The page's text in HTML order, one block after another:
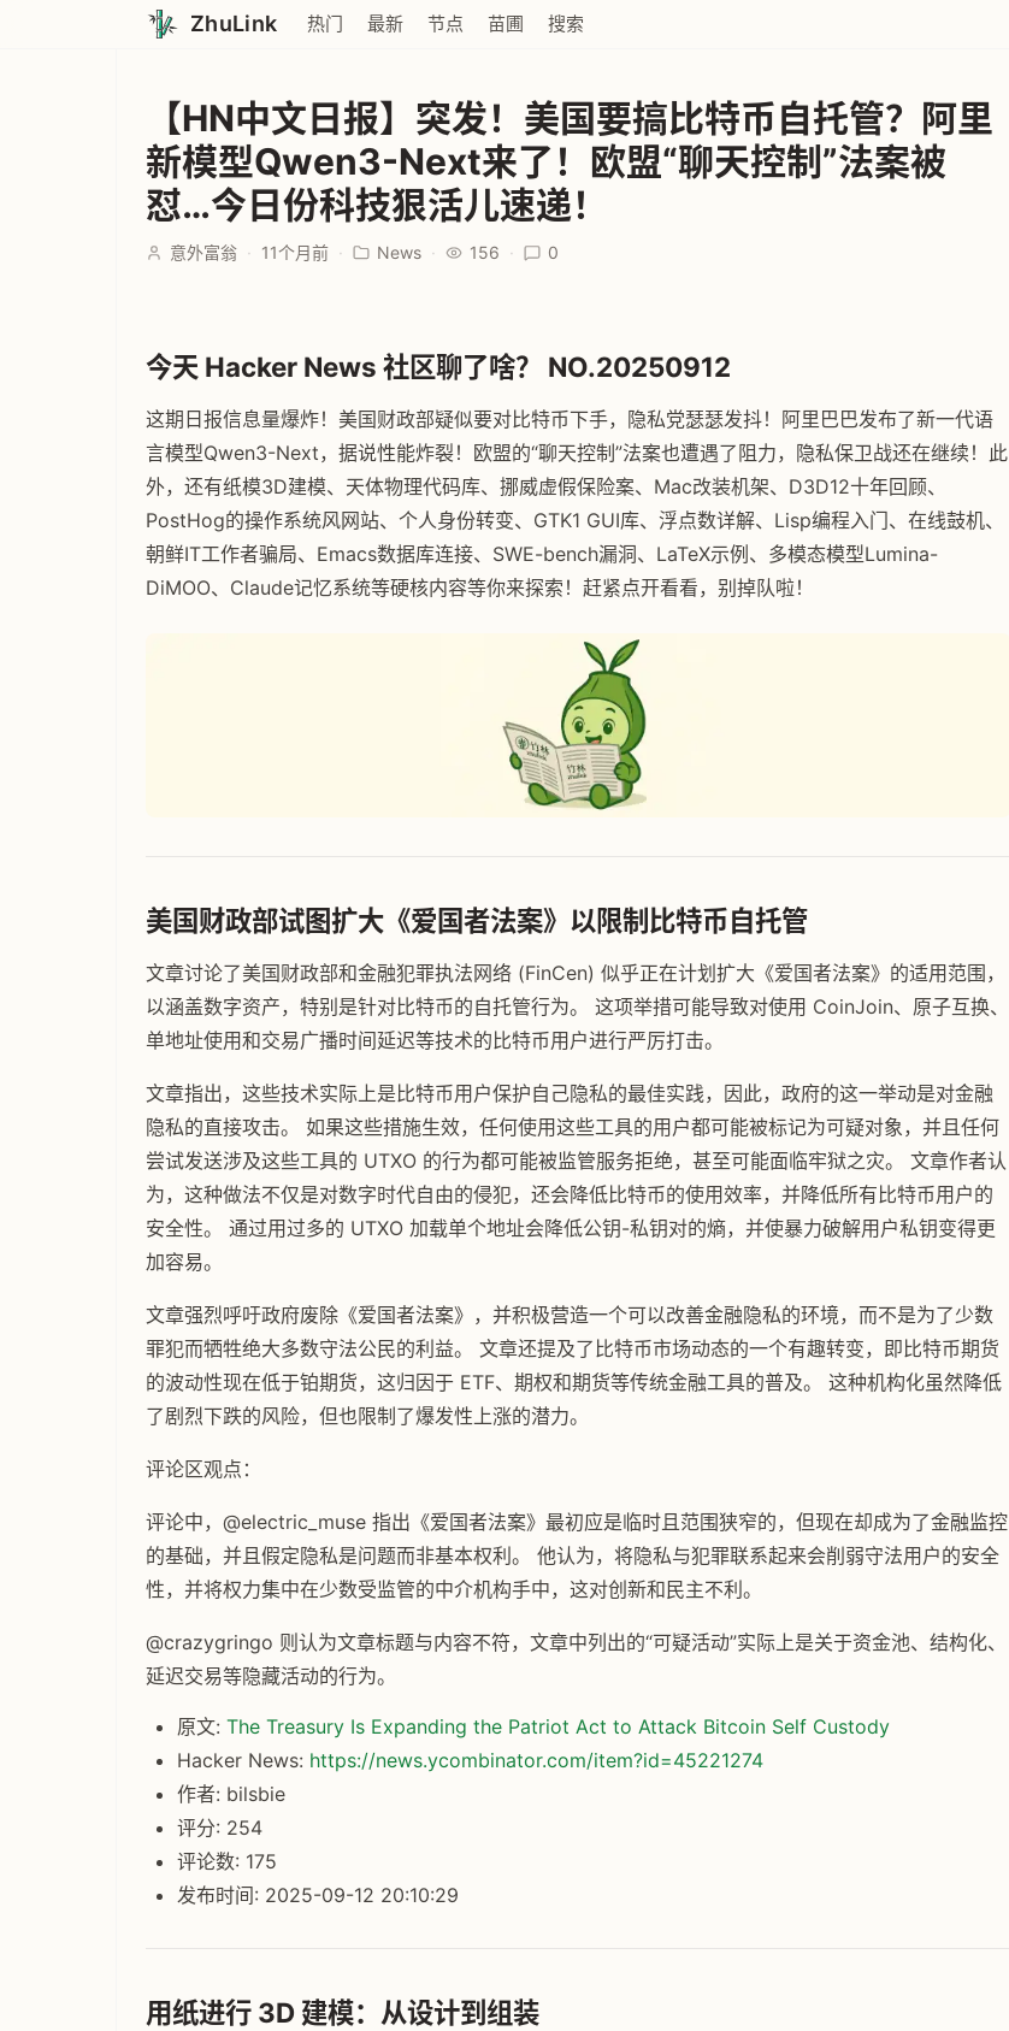
ZhuLink 热门 最新 节点 苗圃 搜索
【HN中文日报】突发！美国要搞比特币自托管？阿里
新模型Qwen3-Next来了！欧盟“聊天控制”法案被
怼…今日份科技狠活儿速递！
意外富翁 · 11个月前 · News · 156 · 0
今天 Hacker News 社区聊了啥？ NO.20250912
这期日报信息量爆炸！美国财政部疑似要对比特币下手，隐私党瑟瑟发抖！阿里巴巴发布了新一代语
言模型Qwen3-Next，据说性能炸裂！欧盟的“聊天控制”法案也遭遇了阻力，隐私保卫战还在继续！此
外，还有纸模3D建模、天体物理代码库、挪威虚假保险案、Mac改装机架、D3D12十年回顾、
PostHog的操作系统风网站、个人身份转变、GTK1 GUI库、浮点数详解、Lisp编程入门、在线鼓机、
朝鲜IT工作者骗局、Emacs数据库连接、SWE-bench漏洞、LaTeX示例、多模态模型Lumina-
DiMOO、Claude记忆系统等硬核内容等你来探索！赶紧点开看看，别掉队啦！
美国财政部试图扩大《爱国者法案》以限制比特币自托管
文章讨论了美国财政部和金融犯罪执法网络 (FinCen) 似乎正在计划扩大《爱国者法案》的适用范围，
以涵盖数字资产，特别是针对比特币的自托管行为。 这项举措可能导致对使用 CoinJoin、原子互换、
单地址使用和交易广播时间延迟等技术的比特币用户进行严厉打击。
文章指出，这些技术实际上是比特币用户保护自己隐私的最佳实践，因此，政府的这一举动是对金融
隐私的直接攻击。 如果这些措施生效，任何使用这些工具的用户都可能被标记为可疑对象，并且任何
尝试发送涉及这些工具的 UTXO 的行为都可能被监管服务拒绝，甚至可能面临牢狱之灾。 文章作者认
为，这种做法不仅是对数字时代自由的侵犯，还会降低比特币的使用效率，并降低所有比特币用户的
安全性。 通过用过多的 UTXO 加载单个地址会降低公钥-私钥对的熵，并使暴力破解用户私钥变得更
加容易。
文章强烈呼吁政府废除《爱国者法案》，并积极营造一个可以改善金融隐私的环境，而不是为了少数
罪犯而牺牲绝大多数守法公民的利益。 文章还提及了比特币市场动态的一个有趣转变，即比特币期货
的波动性现在低于铂期货，这归因于 ETF、期权和期货等传统金融工具的普及。 这种机构化虽然降低
了剧烈下跌的风险，但也限制了爆发性上涨的潜力。
评论区观点：
评论中，@electric_muse 指出《爱国者法案》最初应是临时且范围狭窄的，但现在却成为了金融监控
的基础，并且假定隐私是问题而非基本权利。 他认为，将隐私与犯罪联系起来会削弱守法用户的安全
性，并将权力集中在少数受监管的中介机构手中，这对创新和民主不利。
@crazygringo 则认为文章标题与内容不符，文章中列出的“可疑活动”实际上是关于资金池、结构化、
延迟交易等隐藏活动的行为。
原文: The Treasury Is Expanding the Patriot Act to Attack Bitcoin Self Custody
Hacker News: https://news.ycombinator.com/item?id=45221274
作者: bilsbie
评分: 254
评论数: 175
发布时间: 2025-09-12 20:10:29
用纸进行 3D 建模：从设计到组装